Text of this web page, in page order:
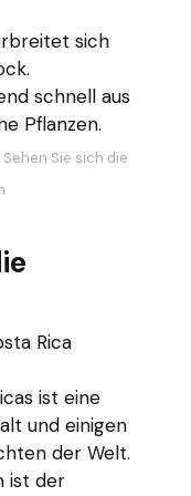
sich
schnell aus
Pflanzen.
Sehen Sie sich die
Rica
ist eine
und einigen
der Welt.
ist der